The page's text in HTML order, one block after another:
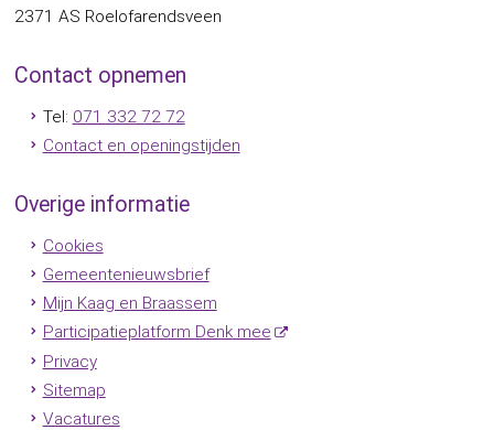
2371 AS Roelofarendsveen
Contact opnemen
Tel: 071 332 72 72
Contact en openingstijden
Overige informatie
Cookies
Gemeentenieuwsbrief
Mijn Kaag en Braassem
Participatieplatform Denk mee
Privacy
Sitemap
Vacatures